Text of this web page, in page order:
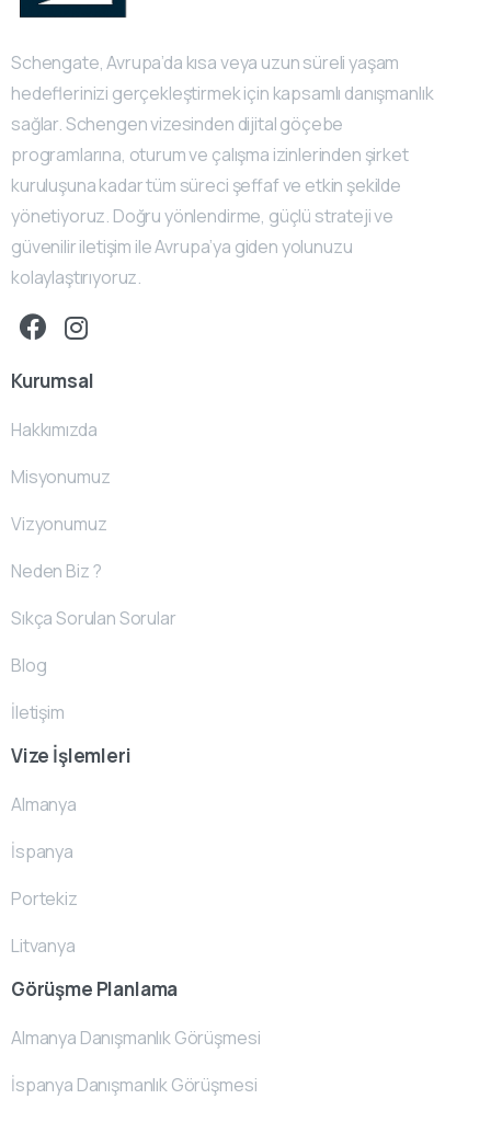
Schengate, Avrupa’da kısa veya uzun süreli yaşam
hedeflerinizi gerçekleştirmek için kapsamlı danışmanlık
sağlar. Schengen vizesinden dijital göçebe
programlarına, oturum ve çalışma izinlerinden şirket
kuruluşuna kadar tüm süreci şeffaf ve etkin şekilde
yönetiyoruz. Doğru yönlendirme, güçlü strateji ve
güvenilir iletişim ile Avrupa’ya giden yolunuzu
kolaylaştırıyoruz.
Kurumsal
Hakkımızda
Misyonumuz
Vizyonumuz
Neden Biz ?
Sıkça Sorulan Sorular
Blog
İletişim
Vize İşlemleri
Almanya
İspanya
Portekiz
Litvanya
Görüşme Planlama
Almanya Danışmanlık Görüşmesi
İspanya Danışmanlık Görüşmesi